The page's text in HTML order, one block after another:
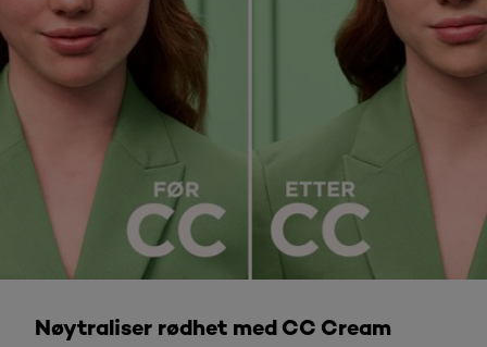
Nøytraliser rødhet med CC Cream